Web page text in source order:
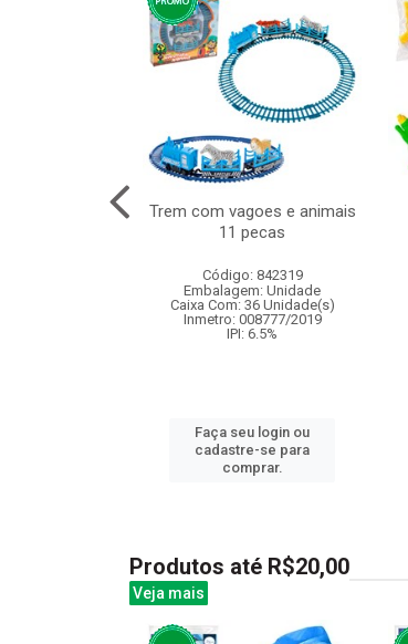
Trem com vagoes e animais
11 pecas
Código: 842319
Embalagem: Unidade
Caixa Com: 36 Unidade(s)
Inmetro: 008777/2019
IPI: 6.5%
Faça seu login ou
cadastre-se para
comprar.
Produtos até R$20,00
Veja mais